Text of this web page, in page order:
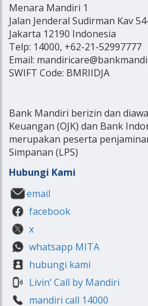
Menara Mandiri 1
Jalan Jenderal Sudirman Kav
Jakarta 12190 Indonesia
Telp: 14000, +62-21-52997777
Email:
SWIFT Code: BMRIIDJA
Bank Mandiri berizin dan
Keuangan (OJK) dan Bank
merupakan peserta
Simpanan (LPS)
Hubungi Kami
email
facebook
x
whatsapp MITA
hubungi kami
Livin’ Call by Mandiri
mandiri call 14000